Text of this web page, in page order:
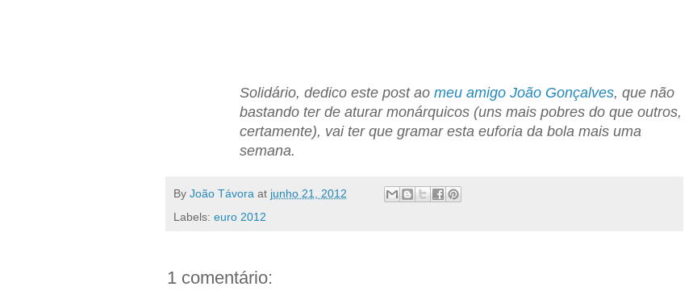
Solidário, dedico este post ao meu amigo João Gonçalves, que não
bastando ter de aturar monárquicos (uns mais pobres do que outros,
certamente), vai ter que gramar esta euforia da bola mais uma
semana.
By João Távora at junho 21, 2012
Labels: euro 2012
1 comentário: